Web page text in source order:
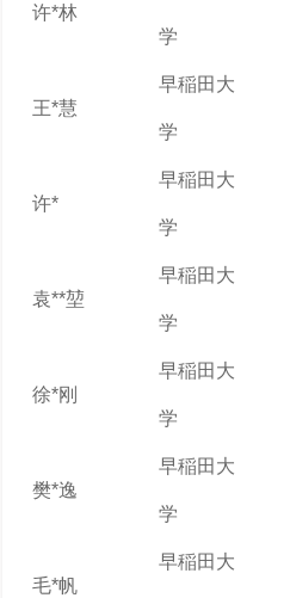
许*林
学
王*慧
早稲田大
学
许*
早稲田大
学
袁**堃
早稲田大
学
徐*刚
早稲田大
学
樊*逸
早稲田大
学
毛*帆
早稲田大